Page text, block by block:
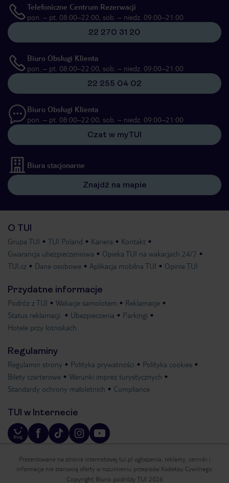
Telefoniczne Centrum Rezerwacji
pon. – pt. 08:00–22:00, sob. – niedz. 09:00–21:00
22 270 31 20
Biuro Obsługi Klienta
pon. – pt. 08:00–22:00, sob. – niedz. 09:00–21:00
22 255 04 02
Biuro Obsługi Klienta
pon. – pt. 08:00–22:00, sob. – niedz. 09:00–21:00
Czat w myTUI
Biura stacjonarne
Znajdź na mapie
O TUI
Grupa TUI TUI Poland Kariera
Kontakt
Gwarancja ubezpieczeniowa
Opieka TUI na wakacjach 24/7
TUI.cz
Dane osobowe Aplikacja mobilna TUI Opinie TUI
Przydatne informacje
Podróż z TUI Wakacje samolotem
Reklamacje
Status reklamacji
Ubezpieczenia
Parkingi
Hotele przy lotniskach
Regulaminy
Regulamin strony Polityka prywatności
Polityka cookies
Bilety czarterowe
Warunki imprez turystycznych
Standardy ochrony małoletnich
Compliance
TUI w Internecie
Prezentowane na stronie internetowej tui.pl ogłoszenia, reklamy, cenniki i
informacje nie stanowią oferty w rozumieniu przepisów Kodeksu Cywilnego.
Copyright Biuro podróży TUI 2026